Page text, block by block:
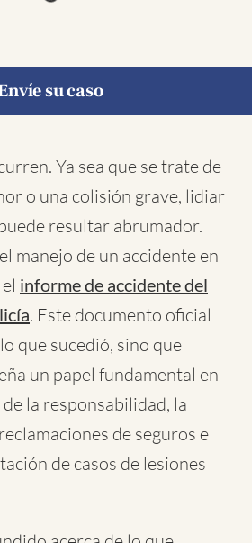
su caso
Ya sea que se trate de
o una colisión grave, lidiar
resultar abrumador.
manejo de un accidente en
informe de accidente del
. Este documento oficial
que sucedió, sino que
un papel fundamental en
la responsabilidad, la
de seguros e
de casos de lesiones